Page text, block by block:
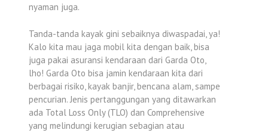
nyaman juga.
Tanda-tanda kayak gini sebaiknya diwaspadai, ya!
Kalo kita mau jaga mobil kita dengan baik, bisa
juga pakai asuransi kendaraan dari Garda Oto,
lho! Garda Oto bisa jamin kendaraan kita dari
berbagai risiko, kayak banjir, bencana alam, sampe
pencurian. Jenis pertanggungan yang ditawarkan
ada Total Loss Only (TLO) dan Comprehensive
yang melindungi kerugian sebagian atau